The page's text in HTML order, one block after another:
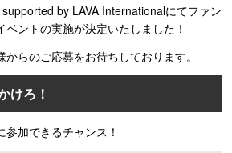
by LAVA Internationalにてファン
ントの実施が決定いたしました！
らのご応募をお待ちしております。
けろ！
加できるチャンス！